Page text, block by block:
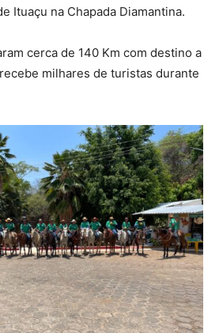
Ituaçu na Chapada Diamantina.
cerca de 140 Km com destino a
milhares de turistas durante